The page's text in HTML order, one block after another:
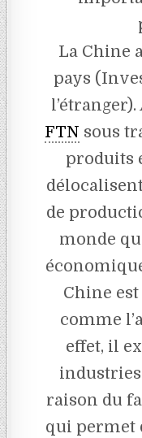
La Chine
pays
FTN sous
produits
de
monde
Chine
comme
effet, il
raison du
qui permet